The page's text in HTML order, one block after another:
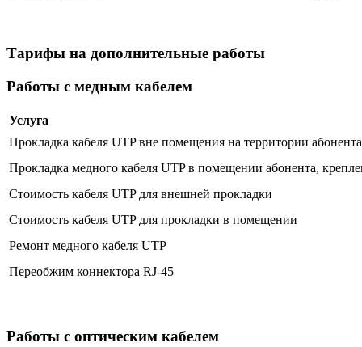
Тарифы на дополнительные работы
Работы с медным кабелем
Услуга
Прокладка кабеля UTP вне помещения на территории
Прокладка медного кабеля UTP в помещении абонента,
Стоимость кабеля UTP для внешней прокладки
Стоимость кабеля UTP для прокладки в помещении
Ремонт медного кабеля UTP
Переобжим коннектора RJ-45
Работы с оптическим кабелем